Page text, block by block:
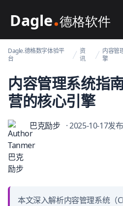
Dagle@数字体验管理
Dagle.德格数字体验平
台
资
讯
内容管
擎
内容管理系统指
营的核心引擎
巴克励步 · 2025-10-17发布
本文深入解析内容管理系统（